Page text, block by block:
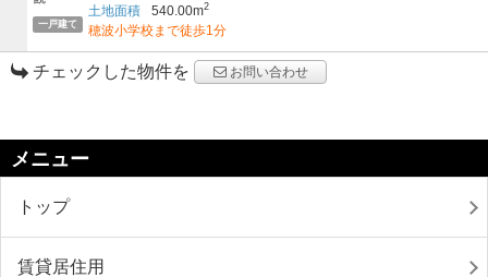
一戸建て
土地面積 540.00m2
穂波小学校まで徒歩1分
チェックした物件を お問い合わせ
メニュー
トップ
賃貸居住用